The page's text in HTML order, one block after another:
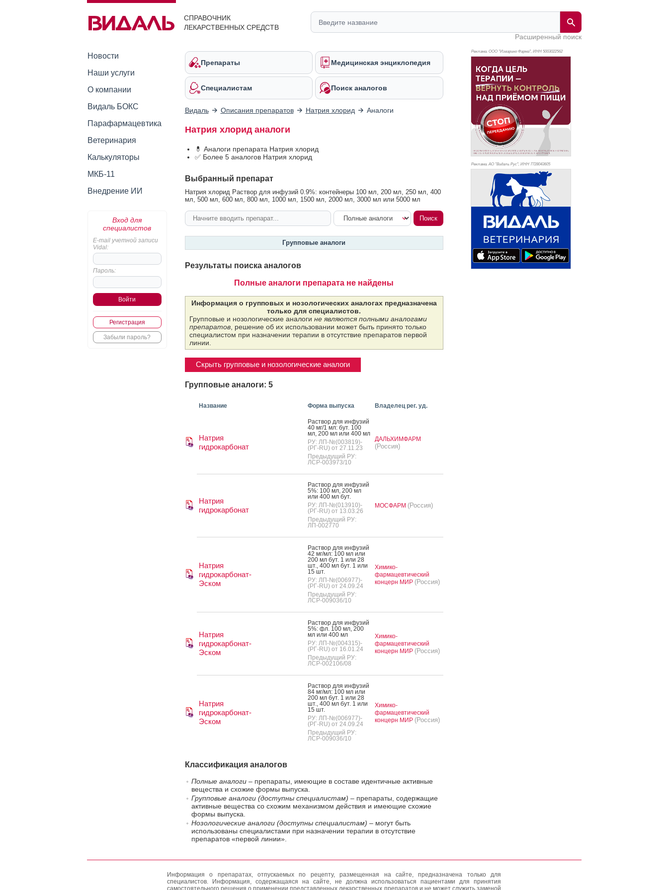
СПРАВОЧНИК
ЛЕКАРСТВЕННЫХ СРЕДСТВ
Расширенный поиск
Новости
Наши услуги
О компании
Видаль БОКС
Парафармацевтика
Ветеринария
Калькуляторы
МКБ-11
Внедрение ИИ
Вход для
специалистов
E-mail учетной записи
Vidal:
Пароль:
Регистрация
Забыли пароль?
Препараты Медицинская энциклопедия
Специалистам Поиск аналогов
Видаль Описания препаратов Натрия хлорид Аналоги
Натрия хлорид аналоги
💊 Аналоги препарата Натрия хлорид
✅ Более 5 аналогов Натрия хлорид
Выбранный препарат
Натрия хлорид Раствор для инфузий 0.9%: контейнеры 100 мл, 200 мл, 250 мл, 400
мл, 500 мл, 600 мл, 800 мл, 1000 мл, 1500 мл, 2000 мл, 3000 мл или 5000 мл
Групповые аналоги
Результаты поиска аналогов
Полные аналоги препарата не найдены
Информация о групповых и нозологических аналогах предназначена
только для специалистов.
Групповые и нозологические аналоги не являются полными аналогами
препаратов, решение об их использовании может быть принято только
специалистом при назначении терапии в отсутствие препаратов первой
линии.
Скрыть групповые и нозологические аналоги
Групповые аналоги: 5
Название Форма выпуска Владелец рег. уд.
Натрия
гидрокарбонат
Рас­твор для ин­фу­зий
40 мг/1 мл: бут. 100
мл, 200 мл или 400 мл
РУ: ЛП-№(003819)-
(РГ-RU) от 27.11.23
Предыдущий РУ:
ЛСР-003973/10
ДАЛЬХИМФАРМ
(Россия)
Натрия
гидрокарбонат
Рас­твор для ин­фу­зий
5%: 100 мл, 200 мл
или 400 мл бут.
РУ: ЛП-№(013910)-
(РГ-RU) от 13.03.26
Предыдущий РУ:
ЛП-002770
МОСФАРМ (Россия)
Натрия
гидрокарбонат-
Эском
Рас­твор для ин­фу­зий
42 мг/мл: 100 мл или
200 мл бут. 1 или 28
шт., 400 мл бут. 1 или
15 шт.
РУ: ЛП-№(006977)-
(РГ-RU) от 24.09.24
Предыдущий РУ:
ЛСР-009036/10
Химико-
фармацевтический
концерн МИР (Россия)
Натрия
гидрокарбонат-
Эском
Рас­твор для ин­фу­зий
5%: фл. 100 мл, 200
мл или 400 мл
РУ: ЛП-№(004315)-
(РГ-RU) от 16.01.24
Предыдущий РУ:
ЛСР-002106/08
Химико-
фармацевтический
концерн МИР (Россия)
Натрия
гидрокарбонат-
Эском
Рас­твор для ин­фу­зий
84 мг/мл: 100 мл или
200 мл бут. 1 или 28
шт., 400 мл бут. 1 или
15 шт.
РУ: ЛП-№(006977)-
(РГ-RU) от 24.09.24
Предыдущий РУ:
ЛСР-009036/10
Химико-
фармацевтический
концерн МИР (Россия)
Классификация аналогов
Полные аналоги– препараты, имеющие в составе идентичные активные
вещества и схожие формы выпуска.
Групповые аналоги (доступны специалистам) – препараты, содержащие
активные вещества со схожим механизмом действия и имеющие схожие
формы выпуска.
Нозологические аналоги (доступны специалистам) – могут быть
использованы специалистами при назначении терапии в отсутствие
препаратов «первой линии».
Реклама. ООО "Изварино Фарма", ИНН 5003022562
Реклама. АО "Видаль Рус", ИНН 7728043605
Информация о препаратах, отпускаемых по рецепту, размещенная на сайте, предназначена только для
специалистов. Информация, содержащаяся на сайте, не должна использоваться пациентами для принятия
самостоятельного решения о применении представленных лекарственных препаратов и не может служить заменой